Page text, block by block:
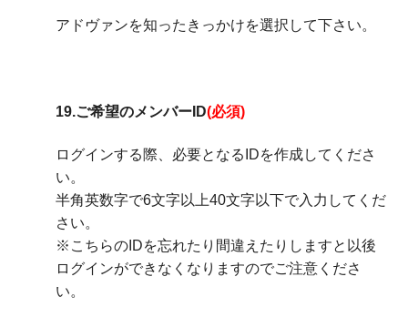
アドヴァンを知ったきっかけを選択して下さい。
19.ご希望のメンバーID(必須)
ログインする際、必要となるIDを作成してくださ
い。
半角英数字で6文字以上40文字以下で入力してくだ
さい。
※こちらのIDを忘れたり間違えたりしますと以後
ログインができなくなりますのでご注意くださ
い。